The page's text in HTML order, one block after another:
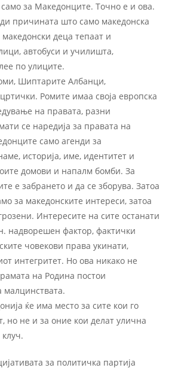
за Македонците. Точно е и ова.
причината што само македонска
деца тепаат и
автобуси и училишта,
по улиците.
Шиптарите Албанци,
Ромите имаа своја европска
на правата, разни
се наредија за правата на
само агенди за
историја, име, идентитет и
домови и напалм бомби. За
е забрането и да се зборува. Затоа
за македонските интереси, затоа
Интересите на сите останати
надворешен фактор, фактички
човекови права укинати,
интегритет. Но ова никако не
на Родина постои
малцинствата.
ќе има место за сите кои го
но не и за оние кои делат улична
за политичка партија